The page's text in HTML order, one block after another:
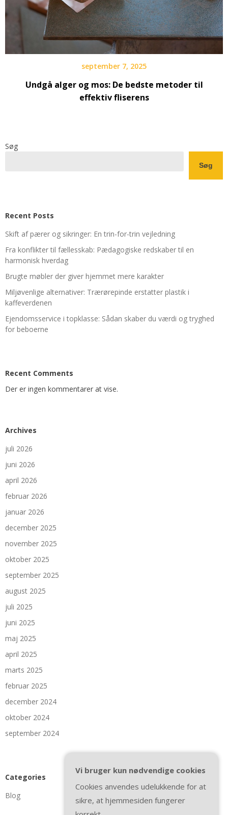
september 7, 2025
Undgå alger og mos: De bedste metoder til
effektiv fliserens
Søg
Søg
Recent Posts
Skift af pærer og sikringer: En trin-for-trin vejledning
Fra konflikter til fællesskab: Pædagogiske redskaber til en
harmonisk hverdag
Brugte møbler der giver hjemmet mere karakter
Miljøvenlige alternativer: Trærørepinde erstatter plastik i
kaffeverdenen
Ejendomsservice i topklasse: Sådan skaber du værdi og tryghed
for beboerne
Recent Comments
Der er ingen kommentarer at vise.
Archives
juli 2026
juni 2026
april 2026
februar 2026
januar 2026
december 2025
november 2025
oktober 2025
september 2025
august 2025
juli 2025
juni 2025
maj 2025
april 2025
marts 2025
februar 2025
december 2024
oktober 2024
september 2024
Categories
Blog
Vi bruger kun nødvendige cookies
Cookies anvendes udelukkende for at
sikre, at hjemmesiden fungerer